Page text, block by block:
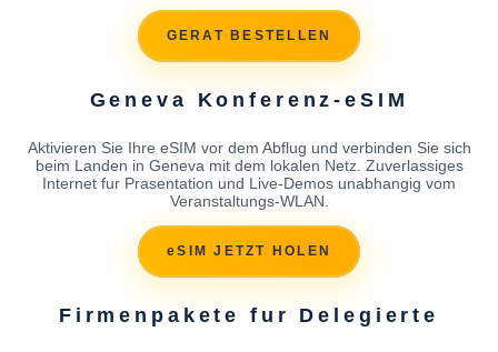
GERAT BESTELLEN
Geneva Konferenz-eSIM
Aktivieren Sie Ihre eSIM vor dem Abflug und verbinden Sie sich
beim Landen in Geneva mit dem lokalen Netz. Zuverlassiges
Internet fur Prasentation und Live-Demos unabhangig vom
Veranstaltungs-WLAN.
eSIM JETZT HOLEN
Firmenpakete fur Delegierte